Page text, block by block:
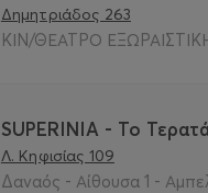
Δημητριάδος 263
ΚΙΝ/ΘΕΑΤΡΟ
SUPERINIA - Το
Λ. Κηφισίας 109
Δαναός - Αίθουσα 1 -